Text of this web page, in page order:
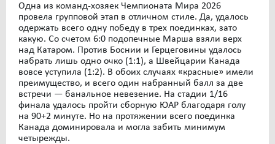
Одна из команд-хозяек Чемпионата Мира 2026
провела групповой этап в отличном стиле. Да, удалось
одержать всего одну победу в трех поединках, зато
какую. Со счетом 6:0 подопечные Марша взяли верх
над Катаром. Против Боснии и Герцеговины удалось
набрать лишь одно очко (1:1), а Швейцарии Канада
вовсе уступила (1:2). В обоих случаях «красные» имели
преимущество, и всего один набранный балл за две
встречи — банальное невезение. На стадии 1/16
финала удалось пройти сборную ЮАР благодаря голу
на 90+2 минуте. Но на протяжении всего поединка
Канада доминировала и могла забить минимум
четырежды.